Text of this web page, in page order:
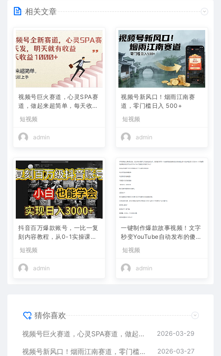
相关文章
视频号巨火赛道，心灵SPA赛
道，做起来超简单，每天收益
800+
短视频
admin
视频号新风口！烟雨江南赛
道，零门槛日入 500+
短视频
admin
抖音百万爆款账号，一比一复
刻内容教程，从0-1实操课，
入10w+
短视频
admin
一键制作爆款故事视频！文字
秒变YouTube自动发布的傻瓜
短视频
admin
猜你喜欢
视频号巨火赛道，心灵SPA赛道，做起来超简单，每天收益800+ 2026-03-29
视频号新风口！烟雨江南赛道，零门槛日入 500+ 2026-03-27